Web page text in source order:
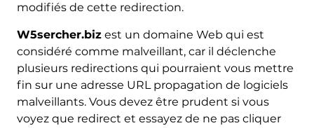
modifiés de cette redirection.
W5sercher.bizest un domaine Web qui est
considéré comme malveillant, car il déclenche
plusieurs redirections qui pourraient vous mettre
fin sur une adresse URL propagation de logiciels
malveillants. Vous devez être prudent si vous
voyez que redirect et essayez de ne pas cliquer